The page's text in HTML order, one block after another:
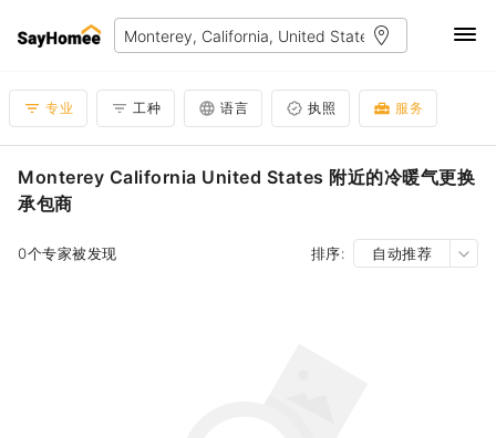
专业 工种 语言 执照 服务
Monterey California United States 附近的冷暖气更换
承包商
0个专家被发现 排序: 自动推荐